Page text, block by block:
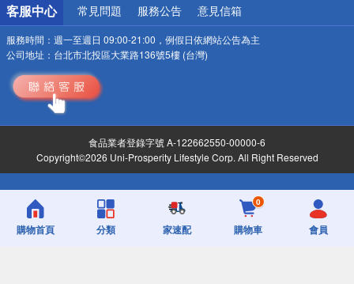
客服中心 常見問題 服務公告 意見信箱
服務時間： 週一至週日 09:00-21:00，例假日依網站公告為主
公司地址： 台北市北投區大業路136號5樓 (台灣)
食品業者登錄字號 A-122662550-00000-6
Copyright©2026 Uni-Prosperity Lifestyle Corp. All Right Reserved
購物首頁 分類 家速配
0
購物車 會員